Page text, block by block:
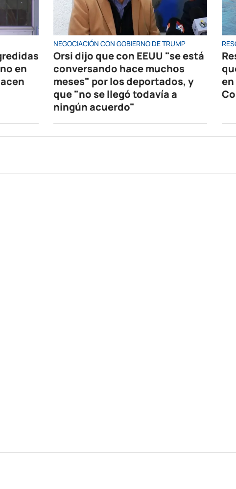
en
NEGOCIACIÓN CON GOBIERNO DE TRUMP
Orsi dijo que con EEUU "se está
conversando hace muchos
meses" por los deportados, y
que "no se llegó todavía a
ningún acuerdo"